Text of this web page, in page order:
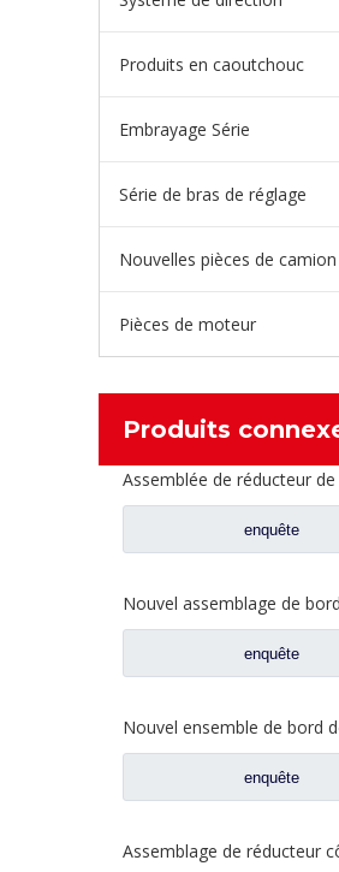
Produits en caoutchouc
Embrayage Série
Série de bras de réglage
Pièces de moteur
Produits
enquête
enquête
enquête